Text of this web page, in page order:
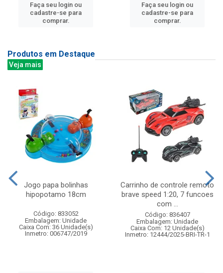
Faça seu login ou
cadastre-se para
comprar.
Faça seu login ou
cadastre-se para
comprar.
Produtos em Destaque
Veja mais
Jogo papa bolinhas
hipopotamo 18cm
Código: 833052
Embalagem: Unidade
Caixa Com: 36 Unidade(s)
Inmetro: 006747/2019
Carrinho de controle remoto
brave speed 1:20, 7 funcoes
com ...
Código: 836407
Embalagem: Unidade
Caixa Com: 12 Unidade(s)
Inmetro: 12444/2025-BRI-TR-1